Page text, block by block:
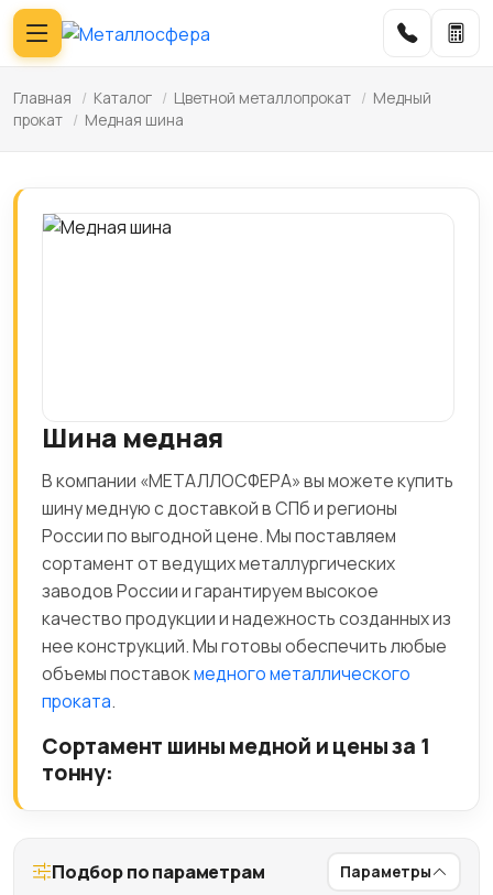
Главная / Каталог / Цветной металлопрокат / Медный
прокат / Медная шина
Шина медная
В компании «МЕТАЛЛОСФЕРА» вы можете купить
шину медную с доставкой в СПб и регионы
России по выгодной цене. Мы поставляем
сортамент от ведущих металлургических
заводов России и гарантируем высокое
качество продукции и надежность созданных из
нее конструкций. Мы готовы обеспечить любые
объемы поставокмедного металлического
проката.
Сортамент шины медной и цены за 1
тонну:
Подбор по параметрам Параметры